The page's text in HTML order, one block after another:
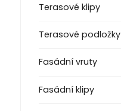
Terasové klipy
Terasové podložky
Fasádní vruty
Fasádní klipy